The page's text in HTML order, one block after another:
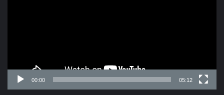
00:00 05:12